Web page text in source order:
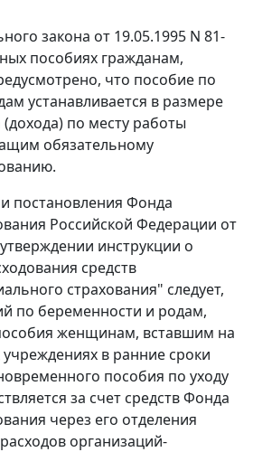
закона от 19.05.1995 N 81-
пособиях гражданам,
что пособие по
устанавливается в размере
(дохода) по месту работы
обязательному
постановления Фонда
Российской Федерации от
инструкции о
средств
страхования" следует,
по беременности и родам,
женщинам, вставшим на
в ранние сроки
пособия по уходу
за счет средств Фонда
через его отделения
организаций-